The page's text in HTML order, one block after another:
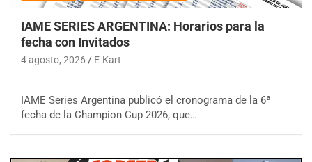
IAME SERIES ARGENTINA: Horarios para la
fecha con Invitados
4 agosto, 2026 E-Kart
IAME Series Argentina publicó el cronograma de la 6ª
fecha de la Champion Cup 2026, que…